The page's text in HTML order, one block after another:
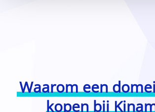
Waarom een
kopen bij